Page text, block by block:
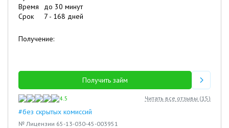
Время
до 30 минут
Срок
7 - 168 дней
Получение:
Получить займ
4.5 Читать все отзывы (15)
#без скрытых комиссий
№ Лицензии 65-13-030-45-003951